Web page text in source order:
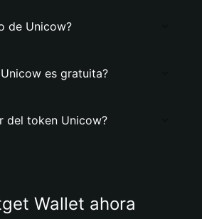
de Unicow?
es gratuita?
del token Unicow?
Wallet ahora